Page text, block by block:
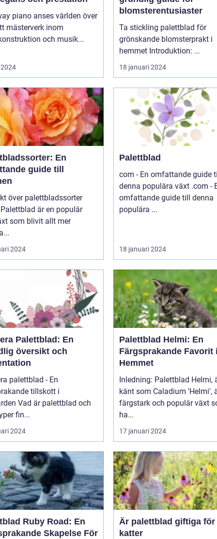
piano anses världen över
mästerverk inom
och musik...
blomsterentusiaster
Ta stickling palettblad för
grönskande blomsterprakt i
hemmet Introduktion: ...
18 januari 2024
En
guide till
över palettbladssorter
som blivit allt mer
2024
Palettblad
com - En omfattande guide
denna populära växt .com - En
omfattande guide till denna
populära ...
18 januari 2024
Palettblad: En
översikt och
palettblad - En
tillskott i
och
fin...
2024
Palettblad Helmi: En
Färgsprakande Favorit
Hemmet
Inledning: Palettblad Helmi,
känt som Caladium 'Helmi',
färgstark och populär växt
ha...
17 januari 2024
Ruby Road: En
Skapelse För
Är palettblad giftiga för
katter